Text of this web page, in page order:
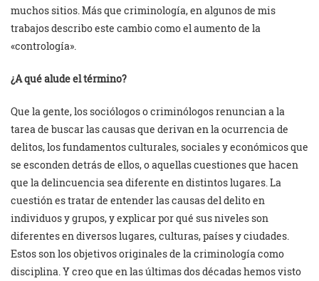
muchos sitios. Más que criminología, en algunos de mis
trabajos describo este cambio como el aumento de la
«contrología».
¿A qué alude el término?
Que la gente, los sociólogos o criminólogos renuncian a la
tarea de buscar las causas que derivan en la ocurrencia de
delitos, los fundamentos culturales, sociales y económicos que
se esconden detrás de ellos, o aquellas cuestiones que hacen
que la delincuencia sea diferente en distintos lugares. La
cuestión es tratar de entender las causas del delito en
individuos y grupos, y explicar por qué sus niveles son
diferentes en diversos lugares, culturas, países y ciudades.
Estos son los objetivos originales de la criminología como
disciplina. Y creo que en las últimas dos décadas hemos visto